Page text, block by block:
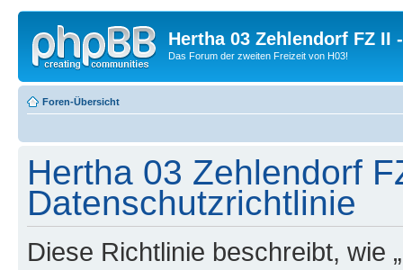
Hertha 03 Zehlendorf FZ II
Das Forum der zweiten Freizeit von H03!
Foren-Übersicht
Hertha 03 Zehlendorf
Datenschutzrichtlinie
Diese Richtlinie beschreibt, wie